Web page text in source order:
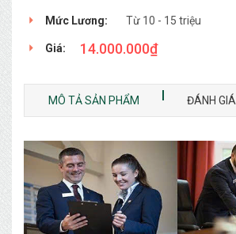
Mức Lương: Từ 10 - 15 triệu
Giá: 14.000.000₫
MÔ TẢ SẢN PHẨM ĐÁNH GIÁ